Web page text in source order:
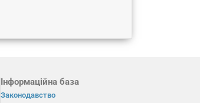
Інформаційна база
Законодавство